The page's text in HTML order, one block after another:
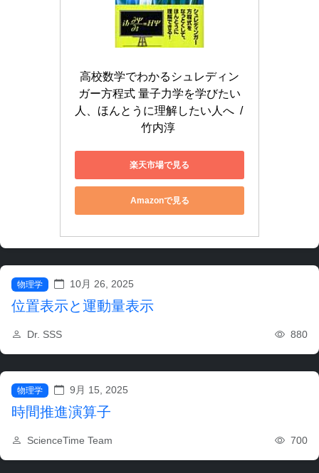
高校数学でわかるシュレディン
ガー方程式 量子力学を学びたい
人、ほんとうに理解したい人へ  /
竹内淳
楽天市場で見る
Amazonで見る
物理学 10月 26, 2025
位置表示と運動量表示
Dr. SSS 880
物理学 9月 15, 2025
時間推進演算子
ScienceTime Team 700